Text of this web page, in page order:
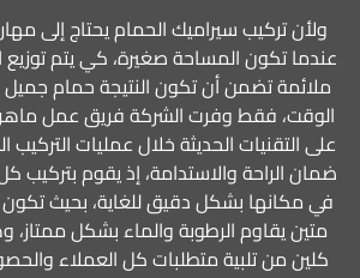
ولأن تركيب سيراميك الحمام يحتاج إلى
عندما تكون المساحة صغيرة، كي يتم توزيع
ملائمة تضمن أن تكون النتيجة حمام
الوقت، فقط وفرت الشركة فريق عمل
على التقنيات الحديثة خلال عمليات
ضمان الراحة والاستدامة، إذ يقوم
في مكانها بشكل دقيق للغاية، بحيث تكون
متين يقاوم الرطوبة والماء بشكل
كلين من تلبية متطلبات كل العملاء